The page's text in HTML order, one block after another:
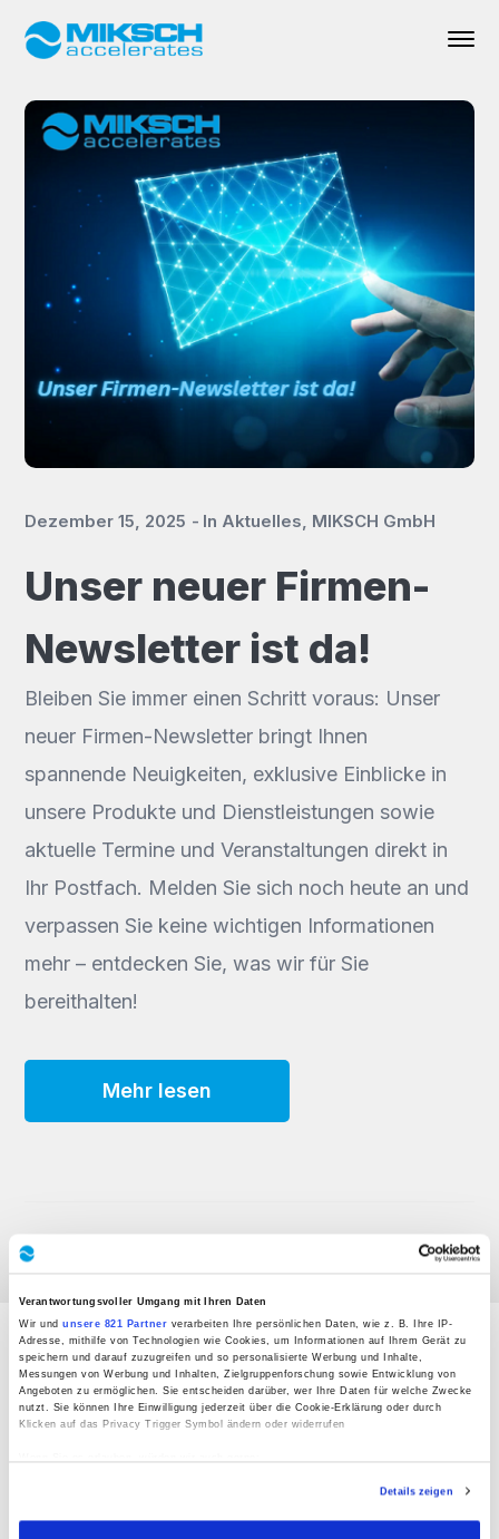
Verantwortungsvoller Umgang mit Ihren Daten
Wir undunsere 821 Partner verarbeiten Ihre persönlichen Daten, wie z. B. Ihre IP-
Adresse, mithilfe von Technologien wie Cookies, um Informationen auf Ihrem Gerät zu
speichern und darauf zuzugreifen und so personalisierte Werbung und Inhalte,
Messungen von Werbung und Inhalten, Zielgruppenforschung sowie Entwicklung von
Angeboten zu ermöglichen. Sie entscheiden darüber, wer Ihre Daten für welche Zwecke
nutzt. Sie können Ihre Einwilligung jederzeit über die Cookie-Erklärung oder durch
Klicken auf das Privacy Trigger Symbol ändern oder widerrufen
Details zeigen
Dezember 15, 2025 In Aktuelles, MIKSCH GmbH
Unser neuer Firmen-
Newsletter ist da!
Bleiben Sie immer einen Schritt voraus: Unser
neuer Firmen-Newsletter bringt Ihnen
spannende Neuigkeiten, exklusive Einblicke in
unsere Produkte und Dienstleistungen sowie
aktuelle Termine und Veranstaltungen direkt in
Ihr Postfach. Melden Sie sich noch heute an und
verpassen Sie keine wichtigen Informationen
mehr – entdecken Sie, was wir für Sie
bereithalten!
Mehr lesen
PRODUKTE
Werkzeugwechsler